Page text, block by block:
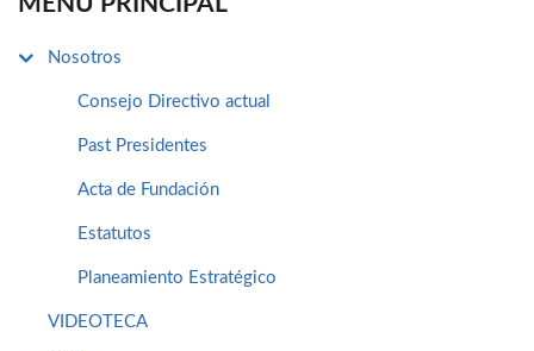
Nosotros
Consejo Directivo actual
Past Presidentes
Acta de Fundación
Estatutos
Planeamiento Estratégico
VIDEOTECA